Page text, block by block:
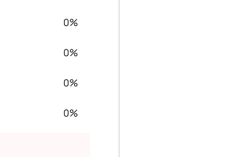
0%
0%
0%
0%